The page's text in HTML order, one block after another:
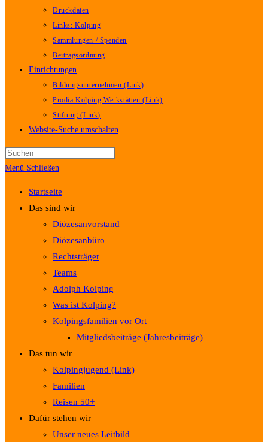
Druckdaten
Links: Kolping
Sammlungen / Spenden
Beitragsordnung
Einrichtungen
Bildungsunternehmen (Link)
Prodia Kolping Werkstätten (Link)
Stiftung (Link)
Website-Suche umschalten
Menü Schließen
Startseite
Das sind wir
Diözesanvorstand
Diözesanbüro
Rechtsträger
Teams
Adolph Kolping
Was ist Kolping?
Kolpingsfamilien vor Ort
Mitgliedsbeiträge (Jahresbeiträge)
Das tun wir
Kolpingjugend (Link)
Familien
Reisen 50+
Dafür stehen wir
Unser neues Leitbild